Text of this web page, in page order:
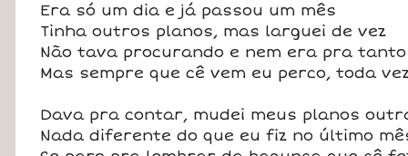
Era só um dia e já passou um mês
Tinha outros planos, mas larguei de vez
Não tava procurando e nem era pra tanto
Mas sempre que cê vem eu perco, toda
Dava pra contar, mudei meus planos
Nada diferente do que eu fiz no último